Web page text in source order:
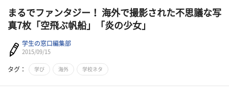
まるでファンタジー！ 海外で撮影された不思議な写
真7枚「空飛ぶ帆船」「炎の少女」
学生の窓口編集部
2015/09/15
タグ： 学び 海外 学校ネタ